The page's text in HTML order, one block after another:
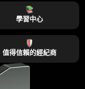
學習中心
值得信賴的經紀商